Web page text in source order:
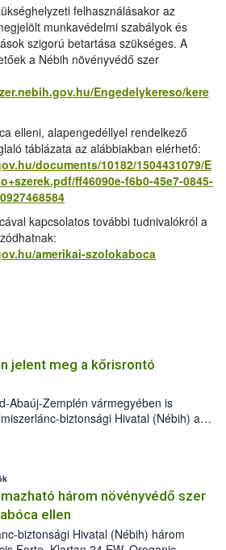
felhasználásakor az
munkavédelmi szabályok és
szigorú betartása szükséges. A
a Nébih növényvédő szer
Engedelykereso/kere
elleni, alapengedéllyel rendelkező
táblázata az alábbiakban elérhető:
documents/10182/1504431079/E
ff46090e-f6b0-45e7-0845-
kapcsolatos további tudnivalókról a
amerikai-szolokaboca
jelent meg a kőrisrontó
Abaúj-Zemplén vármegyében is
biztonsági Hivatal (Nébih) a
(Agrilus planipennis) jelenlétét. A
találták meg, de már fertőzött
az intézkedéseket a szlovák
a terjedés megállítása érdekében.
három növényvédő szer
ellen
biztonsági Hivatal (Nébih) három